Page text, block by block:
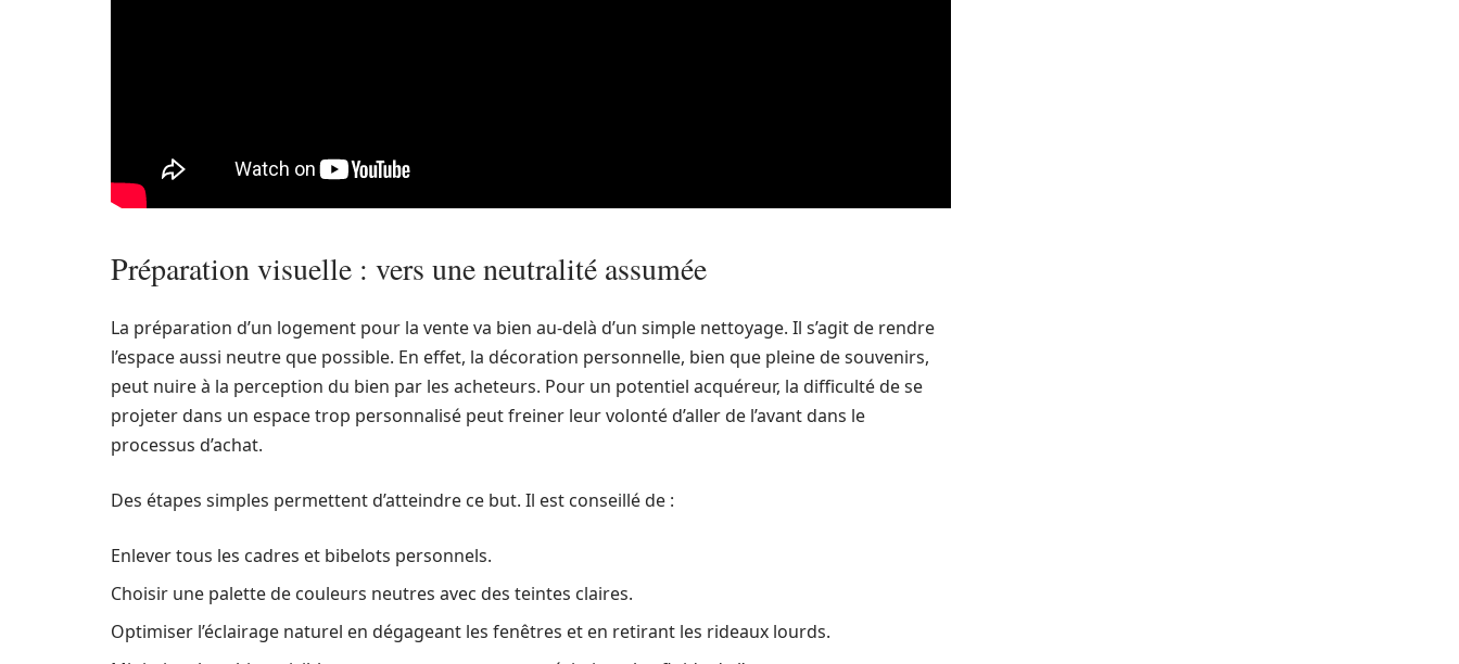
Préparation visuelle : vers une neutralité assumée
La préparation d’un logement pour la vente va bien au-delà d’un simple nettoyage. Il s’agit de rendre
l’espace aussi neutre que possible. En effet, la décoration personnelle, bien que pleine de souvenirs,
peut nuire à la perception du bien par les acheteurs. Pour un potentiel acquéreur, la difficulté de se
projeter dans un espace trop personnalisé peut freiner leur volonté d’aller de l’avant dans le
processus d’achat.
Des étapes simples permettent d’atteindre ce but. Il est conseillé de :
Enlever tous les cadres et bibelots personnels.
Choisir une palette de couleurs neutres avec des teintes claires.
Optimiser l’éclairage naturel en dégageant les fenêtres et en retirant les rideaux lourds.